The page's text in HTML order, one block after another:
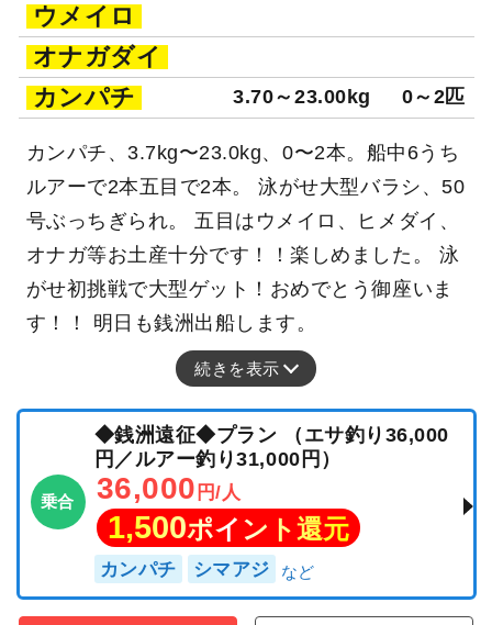
ウメイロ
オナガダイ
カンパチ
3.70～23.00kg 0～2匹
カンパチ、3.7kg〜23.0kg、0〜2本。船中6うち
ルアーで2本五目で2本。 泳がせ大型バラシ、50
号ぶっちぎられ。 五目はウメイロ、ヒメダイ、
オナガ等お土産十分です！！楽しめました。 泳
がせ初挑戦で大型ゲット！おめでとう御座いま
す！！ 明日も銭洲出船します。
続きを表示
乗合
◆銭洲遠征◆プラン （エサ釣り36,000
円／ルアー釣り31,000円）
36,000 円/人
1,500ポイント還元
カンパチ シマアジ